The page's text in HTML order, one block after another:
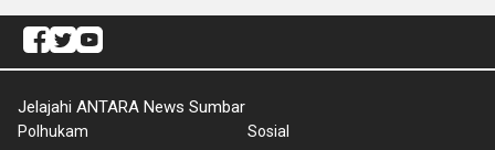
Jelajahi ANTARA News Sumbar
Polhukam
Sosial